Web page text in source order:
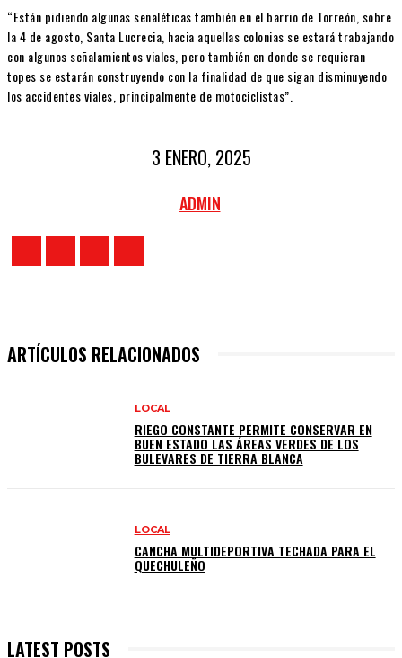
“Están pidiendo algunas señaléticas también en el barrio de Torreón, sobre
la 4 de agosto, Santa Lucrecia, hacia aquellas colonias se estará trabajando
con algunos señalamientos viales, pero también en donde se requieran
topes se estarán construyendo con la finalidad de que sigan disminuyendo
los accidentes viales, principalmente de motociclistas”.
3 ENERO, 2025
ADMIN
ARTÍCULOS RELACIONADOS
LOCAL
RIEGO CONSTANTE PERMITE CONSERVAR EN
BUEN ESTADO LAS ÁREAS VERDES DE LOS
BULEVARES DE TIERRA BLANCA
LOCAL
CANCHA MULTIDEPORTIVA TECHADA PARA EL
QUECHULEÑO
LATEST POSTS